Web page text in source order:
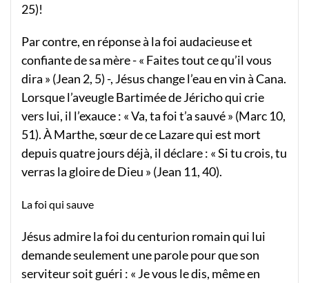
25)!
Par contre, en réponse à la foi audacieuse et
confiante de sa mère ­- « Faites tout ce qu’il vous
dira » (Jean 2, 5) -, Jésus change l’eau en vin à Cana.
Lorsque l’aveugle Bartimée de Jéricho qui crie
vers lui, il l’exauce : « Va, ta foi t’a sauvé » (Marc 10,
51). À Marthe, sœur de ce Lazare qui est mort
depuis quatre jours déjà, il déclare : « Si tu crois, tu
verras la gloire de Dieu » (Jean 11, 40).
La foi qui sauve
Jésus admire la foi du centurion romain qui lui
demande seulement une parole pour que son
serviteur soit guéri : « Je vous le dis, même en